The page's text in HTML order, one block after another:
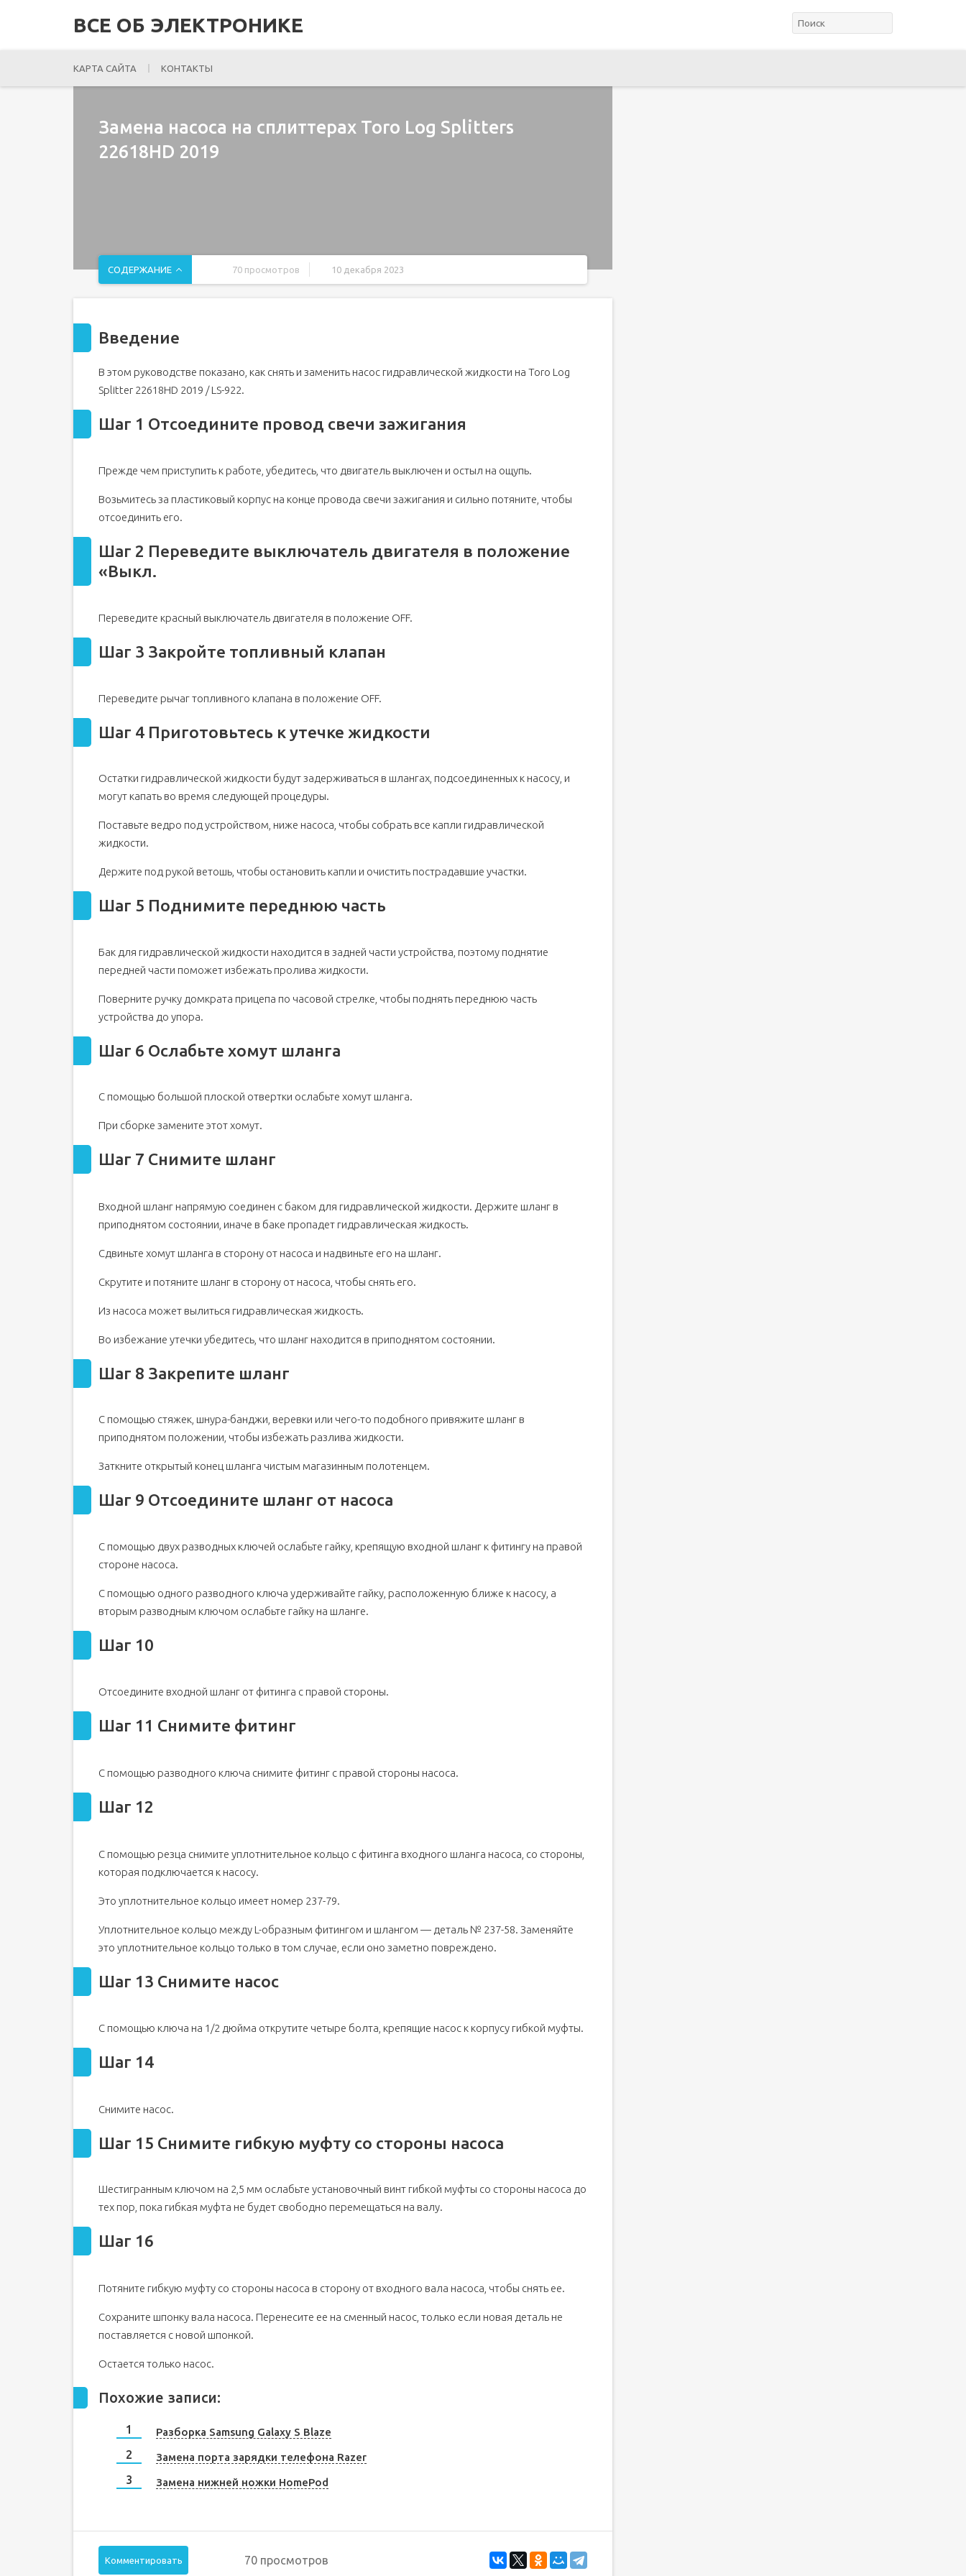
ВСЕ ОБ ЭЛЕКТРОНИКЕ
КАРТА САЙТА КОНТАКТЫ
Замена насоса на сплиттерах Toro Log Splitters
22618HD 2019
СОДЕРЖАНИЕ 70 просмотров 10 декабря 2023
Шаг 2 Переведите выключатель двигателя в положение "Выкл.
Шаг 4 Приготовьтесь к утечке жидкости
Шаг 5 Поднимите переднюю часть
Шаг 7 Снимите шланг
Шаг 9 Отсоедините шланг от насоса
Шаг 10
Шаг 11 Снимите фитинг
Шаг 13 Снимите насос
Шаг 14
Шаг 16
Введение
В этом руководстве показано, как снять и заменить насос гидравлической жидкости на Toro Log
Splitter 22618HD 2019 / LS-922.
Шаг 1 Отсоедините провод свечи зажигания
Прежде чем приступить к работе, убедитесь, что двигатель выключен и остыл на ощупь.
Возьмитесь за пластиковый корпус на конце провода свечи зажигания и сильно потяните, чтобы
отсоединить его.
Шаг 2 Переведите выключатель двигателя в положение
«Выкл.
Переведите красный выключатель двигателя в положение OFF.
Шаг 3 Закройте топливный клапан
Переведите рычаг топливного клапана в положение OFF.
Шаг 4 Приготовьтесь к утечке жидкости
Остатки гидравлической жидкости будут задерживаться в шлангах, подсоединенных к насосу, и
могут капать во время следующей процедуры.
Поставьте ведро под устройством, ниже насоса, чтобы собрать все капли гидравлической
жидкости.
Держите под рукой ветошь, чтобы остановить капли и очистить пострадавшие участки.
Шаг 5 Поднимите переднюю часть
Бак для гидравлической жидкости находится в задней части устройства, поэтому поднятие
передней части поможет избежать пролива жидкости.
Поверните ручку домкрата прицепа по часовой стрелке, чтобы поднять переднюю часть
устройства до упора.
Шаг 6 Ослабьте хомут шланга
С помощью большой плоской отвертки ослабьте хомут шланга.
При сборке замените этот хомут.
Шаг 7 Снимите шланг
Входной шланг напрямую соединен с баком для гидравлической жидкости. Держите шланг в
приподнятом состоянии, иначе в баке пропадет гидравлическая жидкость.
Сдвиньте хомут шланга в сторону от насоса и надвиньте его на шланг.
Скрутите и потяните шланг в сторону от насоса, чтобы снять его.
Из насоса может вылиться гидравлическая жидкость.
Во избежание утечки убедитесь, что шланг находится в приподнятом состоянии.
Шаг 8 Закрепите шланг
С помощью стяжек, шнура-банджи, веревки или чего-то подобного привяжите шланг в
приподнятом положении, чтобы избежать разлива жидкости.
Заткните открытый конец шланга чистым магазинным полотенцем.
Шаг 9 Отсоедините шланг от насоса
С помощью двух разводных ключей ослабьте гайку, крепящую входной шланг к фитингу на правой
стороне насоса.
С помощью одного разводного ключа удерживайте гайку, расположенную ближе к насосу, а
вторым разводным ключом ослабьте гайку на шланге.
Шаг 10
Отсоедините входной шланг от фитинга с правой стороны.
Шаг 11 Снимите фитинг
С помощью разводного ключа снимите фитинг с правой стороны насоса.
Шаг 12
С помощью резца снимите уплотнительное кольцо с фитинга входного шланга насоса, со стороны,
которая подключается к насосу.
Это уплотнительное кольцо имеет номер 237-79.
Уплотнительное кольцо между L-образным фитингом и шлангом — деталь № 237-58. Заменяйте
это уплотнительное кольцо только в том случае, если оно заметно повреждено.
Шаг 13 Снимите насос
С помощью ключа на 1/2 дюйма открутите четыре болта, крепящие насос к корпусу гибкой муфты.
Шаг 14
Снимите насос.
Шаг 15 Снимите гибкую муфту со стороны насоса
Шестигранным ключом на 2,5 мм ослабьте установочный винт гибкой муфты со стороны насоса до
тех пор, пока гибкая муфта не будет свободно перемещаться на валу.
Шаг 16
Потяните гибкую муфту со стороны насоса в сторону от входного вала насоса, чтобы снять ее.
Сохраните шпонку вала насоса. Перенесите ее на сменный насос, только если новая деталь не
поставляется с новой шпонкой.
Остается только насос.
Похожие записи:
Разборка Samsung Galaxy S Blaze
Замена порта зарядки телефона Razer
Замена нижней ножки HomePod
Комментировать 70 просмотров